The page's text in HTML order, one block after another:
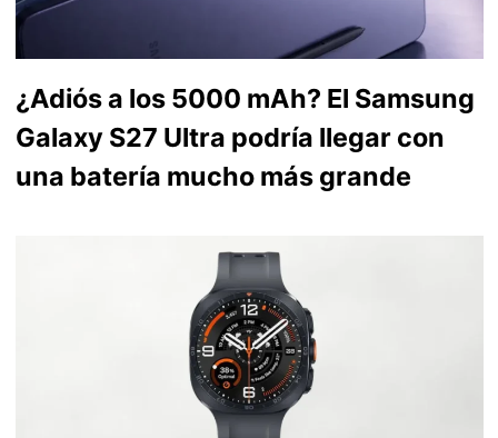
¿Adiós a los 5000 mAh? El Samsung
Galaxy S27 Ultra podría llegar con
una batería mucho más grande